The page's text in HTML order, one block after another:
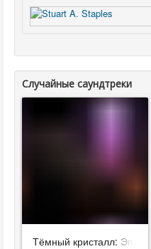
Случайные саундтреки
Тёмный кристалл: